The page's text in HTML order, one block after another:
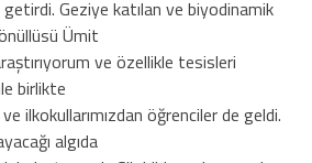
Geziye katılan ve biyodinamik
Ümit
ve özellikle tesisleri
birlikte
ilkokullarımızdan öğrenciler de geldi.
algıda